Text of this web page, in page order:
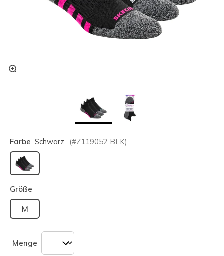
Farbe Schwarz (#Z119052 BLK)
ausgewählt
Größe
M
Menge